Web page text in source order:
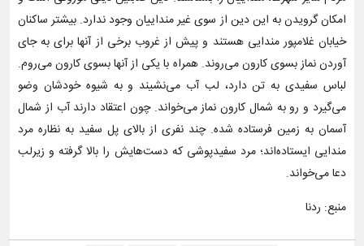
امکان گرویدن به این دین از سوی غیر منداییان وجود ندارد. بیشتر ساکنان
خیابان غلامپور مندایی هستند و پیش از غروب برخی از آنها برای به جای
آوردن نماز بسوی کارون می‌روند. همراه با یکی از آنها بسوی کارون می‌روم.
لباس سفیدی به تن دارد، لب آب می‌نشیند و به شیوه خودشان وضو
می‌گیرد و رو به شمال کارون نماز می‌خواند. چون اعتقاد دارند آب از شمال
آسمان به زمین فرستاده شده. چند نفری از بالای پل سفید به نظاره مرد
مندایی ایستاده‌اند؛ مرد سفیدپوشی که دست‌هایش را بالا گرفته و زیرلب
دعا می‌خواند.
منبع: ردنا